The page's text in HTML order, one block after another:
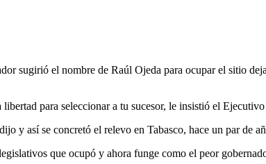
sugirió el nombre de Raúl Ojeda para ocupar el sitio
para seleccionar a tu sucesor, le insistió el
y así se concretó el relevo en Tabasco, hace un par de
que ocupó y ahora funge como el peor